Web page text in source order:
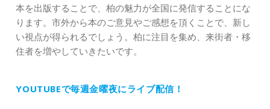
本を出版することで、柏の魅力が全国に発信することにな
ります。市外から本のご意見やご感想を頂くことで、新し
い視点が得られるでしょう。柏に注目を集め、来街者・移
住者を増やしていきたいです。
YOUTUBEで毎週金曜夜にライブ配信！